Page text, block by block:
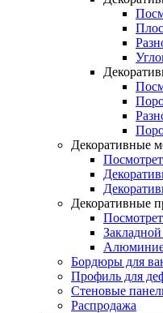
Декоративные
Декоративные
Бордюры для
Профиль для
Стеновые
Распродажа